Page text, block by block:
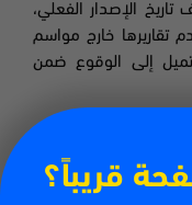
الإصدار الفعلي،
تقاريرها خارج مواسم
تميل إلى الوقوع ضمن
قريباً؟